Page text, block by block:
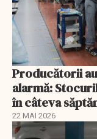
Producătorii
alarmă:
în câteva
22 MAI 2026